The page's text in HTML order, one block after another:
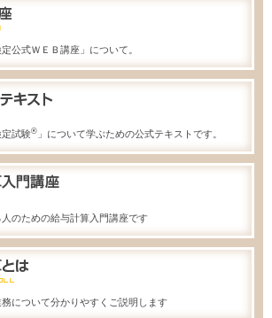
公式ＷＥＢ講座」について。
定試験® 」について学ぶための公式テキストです。
のための給与計算入門講座です
務について分かりやすくご説明します